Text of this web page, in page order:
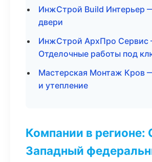
ИнжСтрой Build Интерьер
двери
ИнжСтрой АрхПро
Отделочные работы под
Мастерская Монтаж Кров
и утепление
Компании в регионе:
Западный